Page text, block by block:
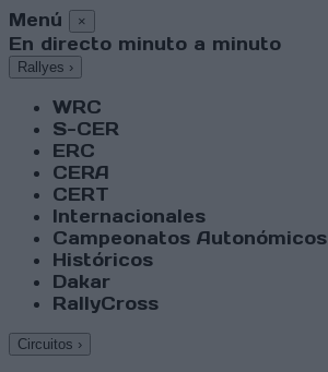
Menú ×
En directo minuto a minuto
Rallyes ›
WRC
S-CER
ERC
CERA
CERT
Internacionales
Campeonatos Autonómicos
Históricos
Dakar
RallyCross
Circuitos ›